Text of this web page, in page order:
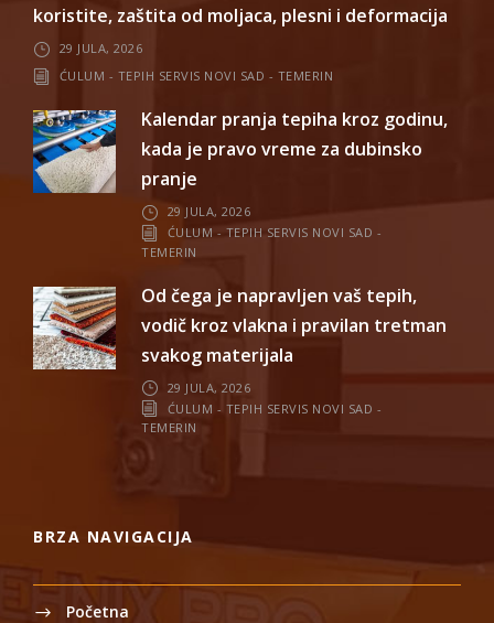
koristite, zaštita od moljaca, plesni i deformacija
29 JULA, 2026
ĆULUM - TEPIH SERVIS NOVI SAD - TEMERIN
Kalendar pranja tepiha kroz godinu,
kada je pravo vreme za dubinsko
pranje
29 JULA, 2026
ĆULUM - TEPIH SERVIS NOVI SAD -
TEMERIN
Od čega je napravljen vaš tepih,
vodič kroz vlakna i pravilan tretman
svakog materijala
29 JULA, 2026
ĆULUM - TEPIH SERVIS NOVI SAD -
TEMERIN
BRZA NAVIGACIJA
Početna